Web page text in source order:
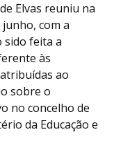
Elvas reuniu na
com a
sido feita a
às
ao
sobre o
no concelho de
da Educação e